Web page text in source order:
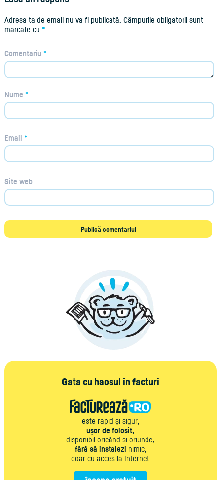
Adresa ta de email nu va fi publicată. Câmpurile obligatorii sunt
marcate cu *
Comentariu *
Nume *
Email *
Site web
Gata cu haosul în facturi
este rapid și sigur,
ușor de folosit,
disponibil oricând și oriunde,
fără să instalezi nimic,
doar cu acces la Internet